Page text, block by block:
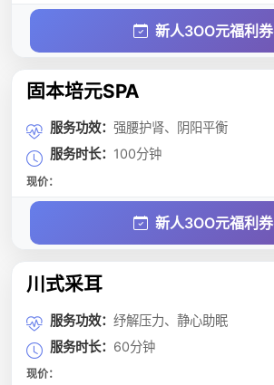
新人3OO元福利券
固本培元SPA
服务功效： 强腰护肾、阴阳平衡
服务时长： 100分钟
现价：
新人3OO元福利券
川式采耳
服务功效： 纾解压力、静心助眠
服务时长： 60分钟
现价：